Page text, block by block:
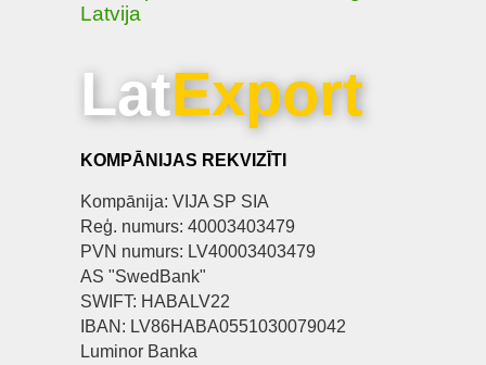
Latvija
LatExport
KOMPĀNIJAS REKVIZĪTI
Kompānija: VIJA SP SIA
Reģ. numurs: 40003403479
PVN numurs: LV40003403479
AS "SwedBank"
SWIFT: HABALV22
IBAN: LV86HABA0551030079042
Luminor Banka